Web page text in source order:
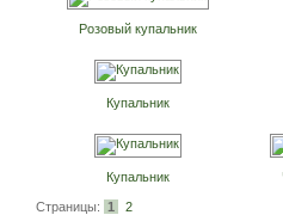
Розовый купальник
Купальник
Купальник
Страницы: 1 2